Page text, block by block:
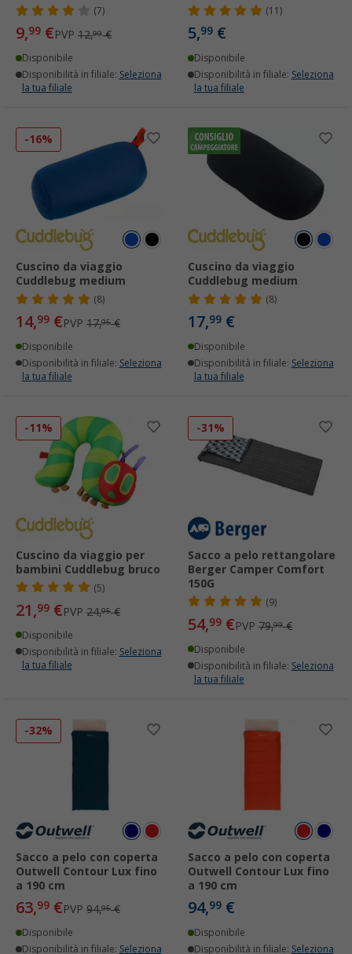
(7)
9,99 €PVP 12,99€
Disponibile
Disponibilità in filiale: Seleziona
la tua filiale
(11)
5,99 €
Disponibile
Disponibilità in filiale: Seleziona
la tua filiale
-16%
Cuscino da viaggio
Cuddlebug medium
(8)
14,99 €PVP 17,95€
Disponibile
Disponibilità in filiale: Seleziona
la tua filiale
Cuscino da viaggio
Cuddlebug medium
(8)
17,99 €
Disponibile
Disponibilità in filiale: Seleziona
la tua filiale
-11%
Cuscino da viaggio per
bambini Cuddlebug bruco
(5)
21,99 €PVP 24,95€
Disponibile
Disponibilità in filiale: Seleziona
la tua filiale
-31%
Sacco a pelo rettangolare
Berger Camper Comfort
150G
(9)
54,99 €PVP 79,99€
Disponibile
Disponibilità in filiale: Seleziona
la tua filiale
-32%
Sacco a pelo con coperta
Outwell Contour Lux fino
a 190 cm
63,99 €PVP 94,95€
Disponibile
Disponibilità in filiale: Seleziona
Sacco a pelo con coperta
Outwell Contour Lux fino
a 190 cm
94,99 €
Disponibile
Disponibilità in filiale: Seleziona